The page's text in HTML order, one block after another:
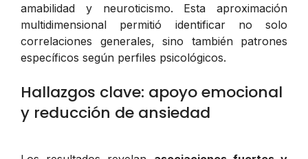
amabilidad y neuroticismo. Esta aproximación
multidimensional permitió identificar no solo
correlaciones generales, sino también patrones
específicos según perfiles psicológicos.
Hallazgos clave: apoyo emocional
y reducción de ansiedad